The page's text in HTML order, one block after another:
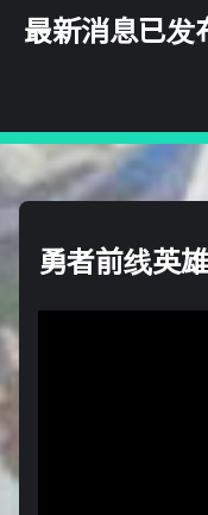
最新消息已发
勇者前线英